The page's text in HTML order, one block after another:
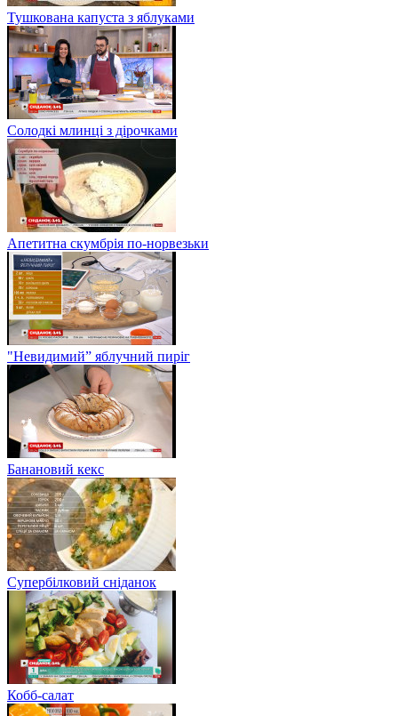
Тушкована капуста з яблуками
Солодкі млинці з дірочками
Апетитна скумбрія по-норвезьки
"Невидимий” яблучний пиріг
Банановий кекс
Супербілковий сніданок
Кобб-салат